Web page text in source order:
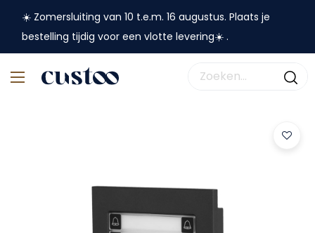
☀️ Zomersluiting van 10 t.e.m. 16 augustus. Plaats je
bestelling tijdig voor een vlotte levering☀️ .